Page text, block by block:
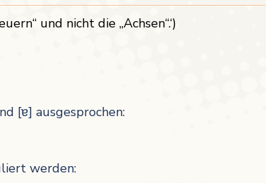
und nicht die „Achsen“.‘)
[ɐ] ausgesprochen:
werden: